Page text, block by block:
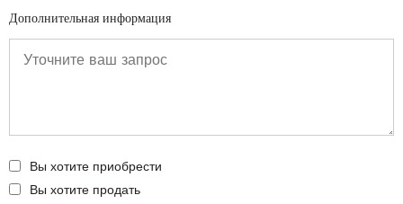
Дополнительная информация
Вы хотите приобрести
Вы хотите продать